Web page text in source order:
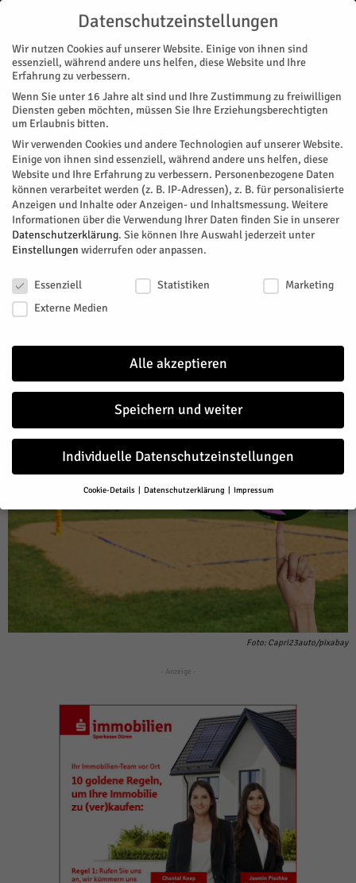
Start Stadtteile Jülich Beachvolley-Workshop für den Nachwuchs
STADTTEILE JÜLICH
Beachvolley-Workshop für den
Nachwuchs
Unterricht in den Sommerferien? Macht jungen Leuten einen
Heidenspaß, wenn der Lehrer denn Bernd Werscheck heißt.
Der ausgewiesene Beachvolleyball-Experte bietet in der
wieder einen Workshop für Kinder ab zwölf Jahren und
Jugendliche an. Er findet am Donnerstag, 23. August, von 16
bis 18 Uhr auf dem Schlossplatz in Jülich statt.
VonHERZOG Redaktion- Juli 27, 2018 209 0
Facebook Twitter
Foto: Capri23auto/pixabay
- Anzeige -
Datenschutzeinstellungen
Wir nutzen Cookies auf unserer Website. Einige von ihnen sind
essenziell, während andere uns helfen, diese Website und Ihre
Erfahrung zu verbessern.
Wenn Sie unter 16 Jahre alt sind und Ihre Zustimmung zu freiwilligen
Diensten geben möchten, müssen Sie Ihre Erziehungsberechtigten
um Erlaubnis bitten.
Wir verwenden Cookies und andere Technologien auf unserer Website.
Einige von ihnen sind essenziell, während andere uns helfen, diese
Website und Ihre Erfahrung zu verbessern. Personenbezogene Daten
können verarbeitet werden (z. B. IP-Adressen), z. B. für personalisierte
Anzeigen und Inhalte oder Anzeigen- und Inhaltsmessung. Weitere
Informationen über die Verwendung Ihrer Daten finden Sie in unserer
Datenschutzerklärung. Sie können Ihre Auswahl jederzeit unter
Einstellungen widerrufen oder anpassen.
Essenziell
Statistiken
Marketing
Externe Medien
Alle akzeptieren
Speichern und weiter
Individuelle Datenschutzeinstellungen
Cookie-Details Datenschutzerklärung Impressum
Datenschutzeinstellungen
Wenn Sie unter 16 Jahre alt sind und Ihre Zustimmung zu freiwilligen
Diensten geben möchten, müssen Sie Ihre Erziehungsberechtigten
um Erlaubnis bitten.
Wir verwenden Cookies und andere Technologien auf unserer Website.
Einige von ihnen sind essenziell, während andere uns helfen, diese
Personenbezogene Daten
können verarbeitet werden (z. B. IP-Adressen), z. B. für personalisierte
Anzeigen und Inhalte oder Anzeigen- und Inhaltsmessung.Weitere
weitere Informationen anzeigen lassen und so nur bestimmte Cookies
Alle akzeptieren Speichern und weiter
Zurück
Datenschutzeinstellungen
Essenzielle Cookies ermöglichen grundlegende Funktionen und sind für die
einwandfreie Funktion der Website erforderlich.